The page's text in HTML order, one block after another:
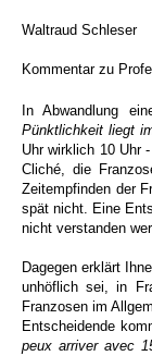
Waltraud Schleser
Kommentar zu
In Abwandlung
Pünktlichkeit liegt
Uhr wirklich 10 Uhr -
Cliché, die
Zeitempfinden der
spät nicht. Eine
nicht verstanden
Dagegen erklärt
unhöflich sei, in
Franzosen im
Entscheidende
peux arriver avec